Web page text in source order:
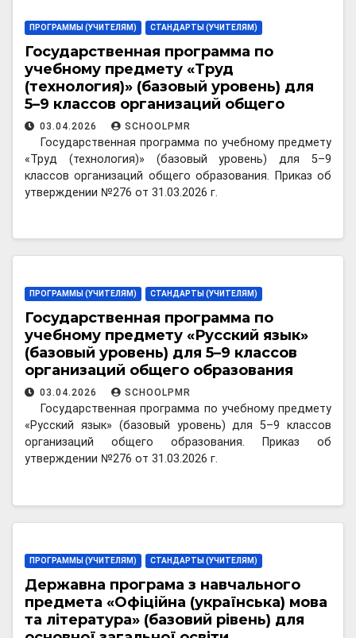
ПРОГРАММЫ (УЧИТЕЛЯМ) СТАНДАРТЫ (УЧИТЕЛЯМ)
Государственная программа по
учебному предмету «Труд
(технология)» (базовый уровень) для
5–9 классов организаций общего
образования
03.04.2026 SCHOOLPMR
Государственная программа по учебному предмету
«Труд (технология)» (базовый уровень) для 5–9
классов организаций общего образования. Приказ об
утверждении №276 от 31.03.2026 г.
ПРОГРАММЫ (УЧИТЕЛЯМ) СТАНДАРТЫ (УЧИТЕЛЯМ)
Государственная программа по
учебному предмету «Русский язык»
(базовый уровень) для 5–9 классов
организаций общего образования
03.04.2026 SCHOOLPMR
Государственная программа по учебному предмету
«Русский язык» (базовый уровень) для 5–9 классов
организаций общего образования. Приказ об
утверждении №276 от 31.03.2026 г.
ПРОГРАММЫ (УЧИТЕЛЯМ) СТАНДАРТЫ (УЧИТЕЛЯМ)
Державна програма з навчального
предмета «Офіційна (українська) мова
та література» (базовий рівень) для